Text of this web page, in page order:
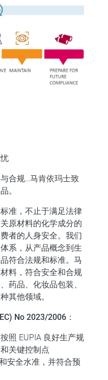
合规…马肯依玛士致
。
准，不止于满足法律
原材料的化学成分的
者的人身安全。我们
系，从产品概念到生
符合法规和标准。马
料，符合安全和合规
药品、化妆品包装、
其他领域。
No 2023/2006：
照 EUPIA 良好生产规
关键控制点
安全水准，并符合预